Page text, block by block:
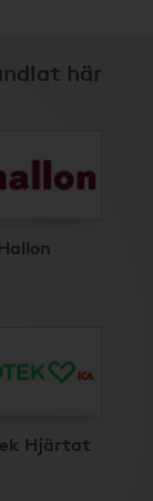
här
Hallon
Hjärtat